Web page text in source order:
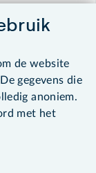
de website
gegevens die
anoniem.
met het